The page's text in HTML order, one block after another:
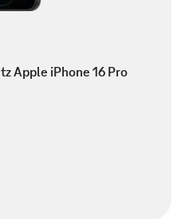
Apple iPhone 16 Pro